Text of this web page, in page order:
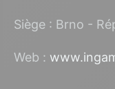
Siège : Brno -
Web :